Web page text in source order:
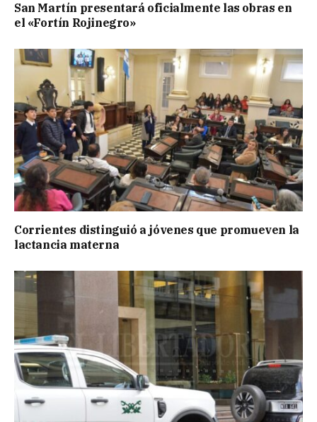
San Martín presentará oficialmente las obras en
el «Fortín Rojinegro»
Corrientes distinguió a jóvenes que promueven la
lactancia materna